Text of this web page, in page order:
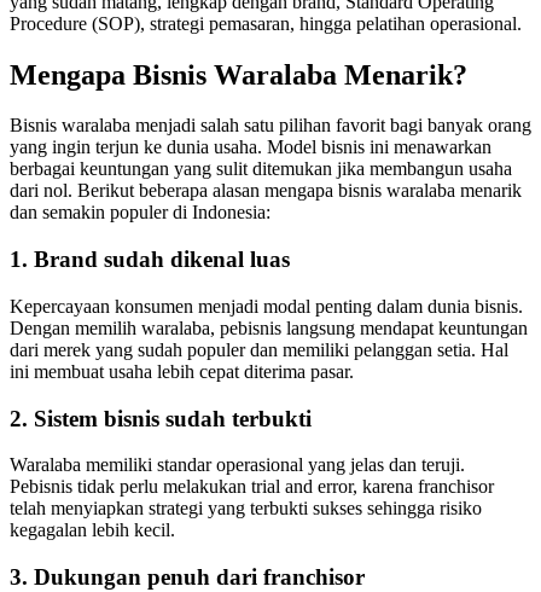
Procedure (SOP), strategi pemasaran, hingga pelatihan operasional.
Mengapa Bisnis Waralaba Menarik?
Bisnis waralaba menjadi salah satu pilihan favorit bagi banyak orang
yang ingin terjun ke dunia usaha. Model bisnis ini menawarkan
berbagai keuntungan yang sulit ditemukan jika membangun usaha
dari nol. Berikut beberapa alasan mengapa bisnis waralaba menarik
dan semakin populer di Indonesia:
1. Brand sudah dikenal luas
Kepercayaan konsumen menjadi modal penting dalam dunia bisnis.
Dengan memilih waralaba, pebisnis langsung mendapat keuntungan
dari merek yang sudah populer dan memiliki pelanggan setia. Hal
ini membuat usaha lebih cepat diterima pasar.
2. Sistem bisnis sudah terbukti
Waralaba memiliki standar operasional yang jelas dan teruji.
Pebisnis tidak perlu melakukan trial and error, karena franchisor
telah menyiapkan strategi yang terbukti sukses sehingga risiko
kegagalan lebih kecil.
3. Dukungan penuh dari franchisor